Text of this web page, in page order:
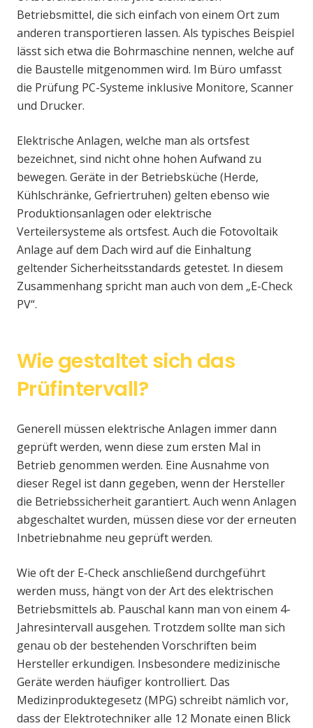
Betriebsmittel, die sich einfach von einem Ort zum
anderen transportieren lassen. Als typisches Beispiel
lässt sich etwa die Bohrmaschine nennen, welche auf
die Baustelle mitgenommen wird. Im Büro umfasst
die Prüfung PC-Systeme inklusive Monitore, Scanner
und Drucker.
Elektrische Anlagen, welche man als ortsfest
bezeichnet, sind nicht ohne hohen Aufwand zu
bewegen. Geräte in der Betriebsküche (Herde,
Kühlschränke, Gefriertruhen) gelten ebenso wie
Produktionsanlagen oder elektrische
Verteilersysteme als ortsfest. Auch die Fotovoltaik
Anlage auf dem Dach wird auf die Einhaltung
geltender Sicherheitsstandards getestet. In diesem
Zusammenhang spricht man auch von dem „E-Check
PV“.
Wie gestaltet sich das
Prüfintervall?
Generell müssen elektrische Anlagen immer dann
geprüft werden, wenn diese zum ersten Mal in
Betrieb genommen werden. Eine Ausnahme von
dieser Regel ist dann gegeben, wenn der Hersteller
die Betriebssicherheit garantiert. Auch wenn Anlagen
abgeschaltet wurden, müssen diese vor der erneuten
Inbetriebnahme neu geprüft werden.
Wie oft der E-Check anschließend durchgeführt
werden muss, hängt von der Art des elektrischen
Betriebsmittels ab. Pauschal kann man von einem 4-
Jahresintervall ausgehen. Trotzdem sollte man sich
genau ob der bestehenden Vorschriften beim
Hersteller erkundigen. Insbesondere medizinische
Geräte werden häufiger kontrolliert. Das
Medizinproduktegesetz (MPG) schreibt nämlich vor,
dass der Elektrotechniker alle 12 Monate einen Blick